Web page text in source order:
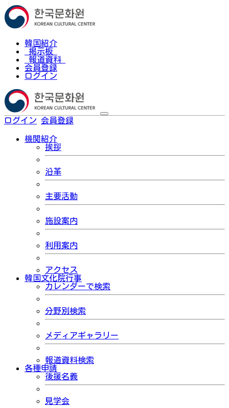
韓国紹介
掲示板
報道資料
会員登録
ログイン
ログイン 会員登録
機関紹介
挨拶
沿革
主要活動
施設案内
利用案内
アクセス
韓国文化院行事
カレンダーで検索
分野別検索
メディアギャラリー
報道資料検索
各種申請
後援名義
見学会